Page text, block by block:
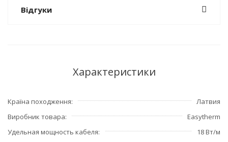
Відгуки
Характеристики
Країна походження
Латвия
Виробник товара
Easytherm
Удельная мощность кабеля
18 Вт/м